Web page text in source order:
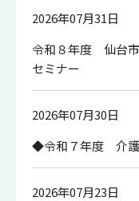
2026年07月31日
令和８年度 仙台
セミナー
2026年07月30日
◆令和７年度 介護
2026年07月23日